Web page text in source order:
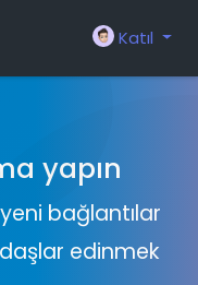
Katıl
yapın
bağlantılar
edinmek